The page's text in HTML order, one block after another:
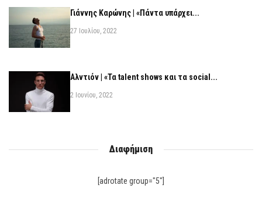
Γιάννης Καρώνης | «Πάντα υπάρχει...
27 Ιουλίου, 2022
Αλντιόν | «Τα talent shows και τα social...
2 Ιουνίου, 2022
Διαφήμιση
[adrotate group="5"]